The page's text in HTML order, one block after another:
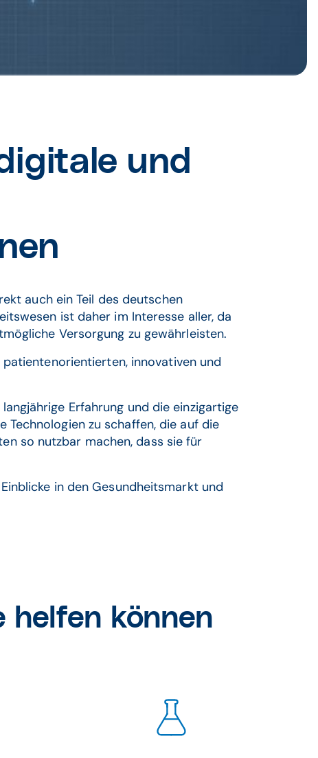
und
auch ein Teil des deutschen
ist daher im Interesse aller, da
Versorgung zu gewährleisten.
innovativen und
Erfahrung und die einzigartige
Technologien zu schaffen, die auf die
so nutzbar machen, dass sie für
in den Gesundheitsmarkt und
helfen können